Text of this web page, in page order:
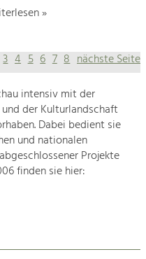
»
3 4 5 6 7 8 nächste Seite
intensiv mit der
der Kulturlandschaft
Dabei bedient sie
und nationalen
Projekte
finden sie hier: